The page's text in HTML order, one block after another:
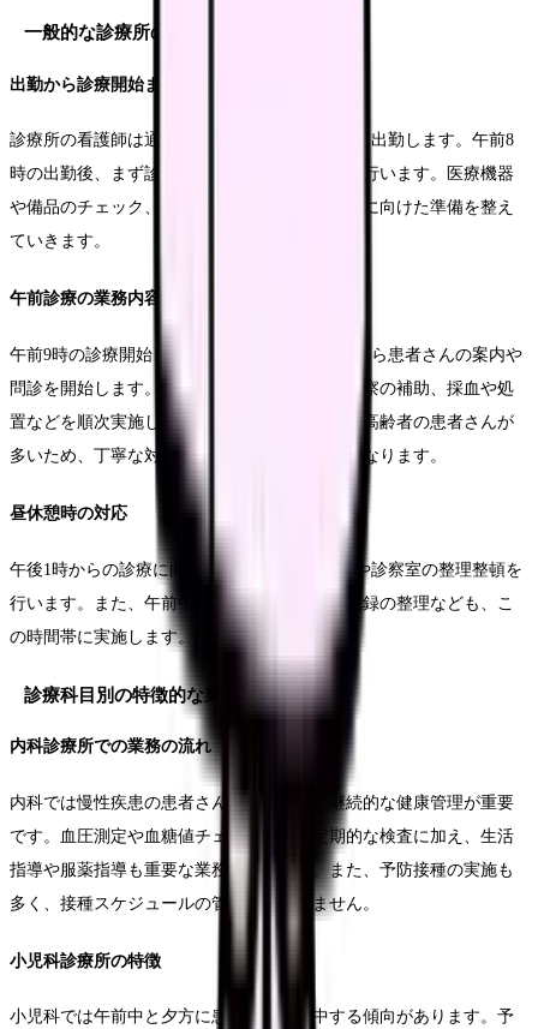
一般的な診療所の1日の流れ
出勤から診療開始まで
診療所の看護師は通常、診療開始の1時間前には出勤します。午前8
時の出勤後、まず診察室や処置室の環境整備を行います。医療機器
や備品のチェック、各種書類の確認など、診療に向けた準備を整え
ていきます。
午前診療の業務内容
午前9時の診療開始とともに、受付と連携しながら患者さんの案内や
問診を開始します。バイタルサインの測定、診察の補助、採血や処
置などを順次実施していきます。特に午前中は高齢者の患者さんが
多いため、丁寧な対応と安全への配慮が重要となります。
昼休憩時の対応
午後1時からの診療に向けて、医療機器の消毒や診察室の整理整頓を
行います。また、午前中の検査結果の確認や記録の整理なども、こ
の時間帯に実施します。
診療科目別の特徴的な業務
内科診療所での業務の流れ
内科では慢性疾患の患者さんが多いため、継続的な健康管理が重要
です。血圧測定や血糖値チェックなどの定期的な検査に加え、生活
指導や服薬指導も重要な業務となります。また、予防接種の実施も
多く、接種スケジュールの管理も欠かせません。
小児科診療所の特徴
小児科では午前中と夕方に患者さんが集中する傾向があります。予